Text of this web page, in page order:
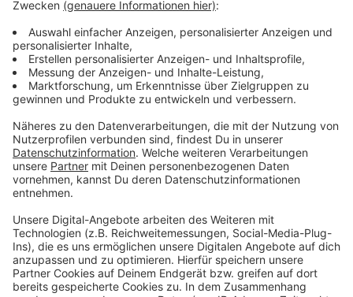
Wir benötigen Ihre
Zustimmung, um den YouTube
Video-Service zu laden!
Wir verwenden einen Service eines
Drittanbieters, um Videoinhalte
Daten zu Ihren Aktivitäten
sammeln. Bitte lesen Sie die
Details durch und stimmen Sie der
Nutzung des Service zu, um dieses
Mehr Informationen
Akzeptieren
Eric ist rund 2 Meter groß und ein „freundliches“
Monster. Kann er Edgar dazu bringen, wieder nach
Hause zurückzukehren?